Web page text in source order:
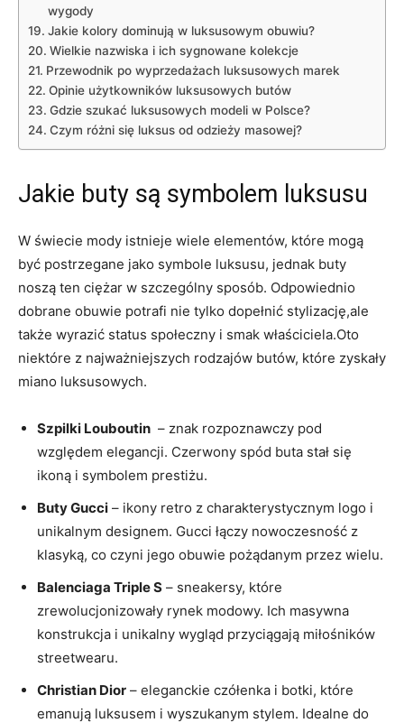
wygody
Jakie kolory dominują w luksusowym obuwiu?
Wielkie nazwiska i⁢ ich sygnowane kolekcje
Przewodnik po wyprzedażach ​luksusowych marek
Opinie użytkowników luksusowych butów
Gdzie szukać⁤ luksusowych modeli w Polsce?
Czym różni się luksus od odzieży masowej?
Jakie buty ​są symbolem luksusu
W świecie mody istnieje wiele elementów, które mogą
być postrzegane jako symbole luksusu, jednak buty⁣
noszą ​ten ciężar w szczególny sposób. Odpowiednio
dobrane ⁣obuwie potrafi ⁤nie tylko ‍dopełnić stylizację,ale
także wyrazić status społeczny i smak właściciela.Oto
niektóre z najważniejszych rodzajów butów, które zyskały⁣
miano luksusowych.
Szpilki Louboutin ⁢ – ⁤znak rozpoznawczy pod
względem ⁣elegancji. Czerwony⁣ spód buta stał się
ikoną i symbolem prestiżu.
Buty Gucci – ikony retro z charakterystycznym⁤ logo i⁢
unikalnym designem. Gucci łączy​ nowoczesność z
klasyką, co czyni ‌jego obuwie pożądanym przez ‌wielu.
Balenciaga Triple S – ⁤sneakersy, które
zrewolucjonizowały rynek modowy. Ich⁢ masywna
konstrukcja i unikalny‌ wygląd przyciągają miłośników
streetwearu.
Christian Dior – eleganckie ⁤czółenka i botki, które
emanują luksusem‍ i wyszukanym‌ stylem. Idealne do